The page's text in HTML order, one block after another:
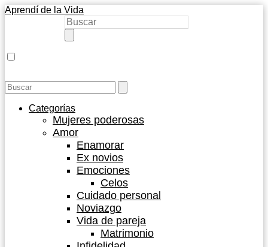
Aprendí de la Vida
Categorías
Mujeres poderosas
Amor
Enamorar
Ex novios
Emociones
Celos
Cuidado personal
Noviazgo
Vida de pareja
Matrimonio